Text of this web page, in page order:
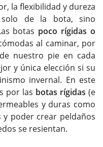
la flexibilidad y dureza
de la bota, sino
botas poco rígidas o
al caminar, por
nuestro pie en cada
y única elección si su
invernal. En este
por las botas rígidas (e
y duras como
y poder crear peldaños
se resientan.